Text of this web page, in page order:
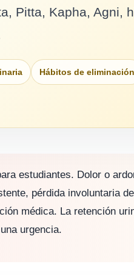
Pitta, Kapha, Agni,
Hábitos de eliminación
estudiantes. Dolor o
pérdida involuntaria
médica. La retención
urgencia.